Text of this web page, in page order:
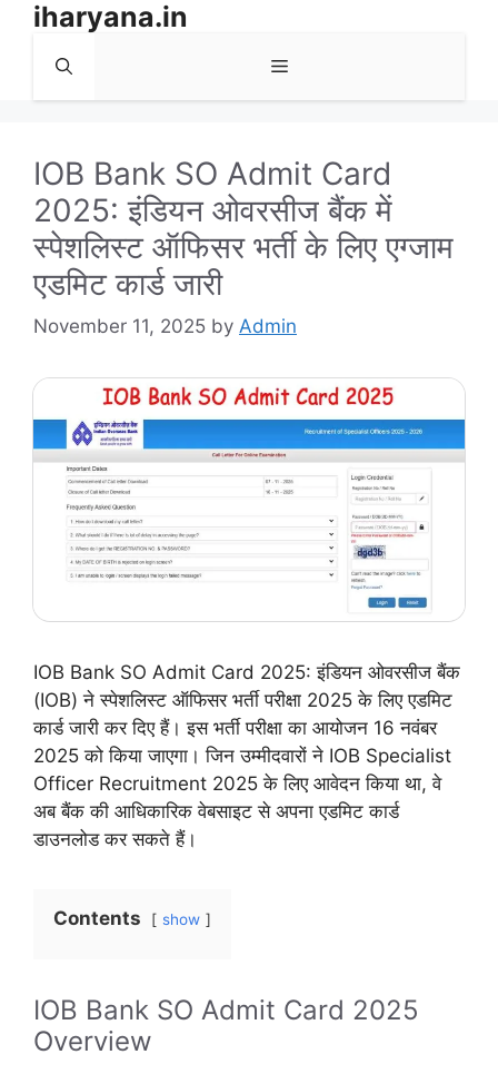
Skip
content
iharyana.in
Menu
IOB Bank SO Admit Card
2025: इंडियन ओवरसीज बैंक में
स्पेशलिस्ट ऑफिसर भर्ती के लिए एग्जाम
एडमिट कार्ड जारी
November 11, 2025 by Admin
IOB Bank SO Admit Card 2025: इंडियन ओवरसीज बैंक
(IOB) ने स्पेशलिस्ट ऑफिसर भर्ती परीक्षा 2025 के लिए एडमिट
कार्ड जारी कर दिए हैं। इस भर्ती परीक्षा का आयोजन 16 नवंबर
2025 को किया जाएगा। जिन उम्मीदवारों ने IOB Specialist
Officer Recruitment 2025 के लिए आवेदन किया था, वे
अब बैंक की आधिकारिक वेबसाइट से अपना एडमिट कार्ड
डाउनलोड कर सकते हैं।
Contents show
IOB Bank SO Admit Card 2025
Overview